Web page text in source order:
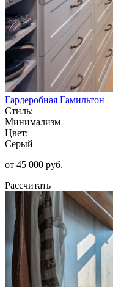
Гардеробная Гамильтон
Стиль:
Минимализм
Цвет:
Серый
от 45 000 руб.
Рассчитать